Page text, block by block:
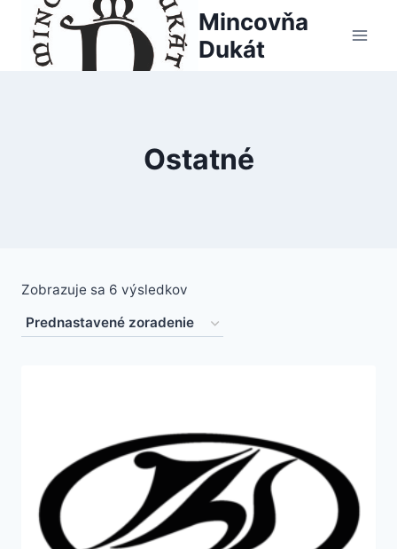
content
Mincovňa
Dukát
Ostatné
Zobrazuje sa 6 výsledkov